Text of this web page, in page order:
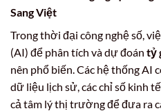
Sang Việt
Trong thời đại công nghệ số,
(AI) để phân tích và dự đoán tỷ
nên phổ biến. Các hệ thống AI
dữ liệu lịch sử, các chỉ số kinh
cả tâm lý thị trường để đưa ra